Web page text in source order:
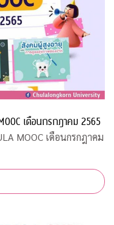
เดือนกรกฎาคม 2565
MOOC เดือนกรกฎาคม